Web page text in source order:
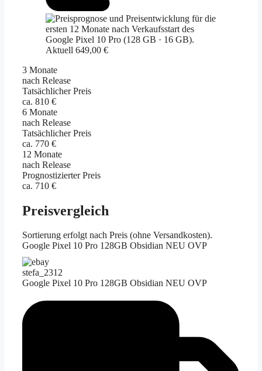
Aktuell 649,00 €
3 Monate
nach Release
Tatsächlicher Preis
ca. 810 €
6 Monate
nach Release
Tatsächlicher Preis
ca. 770 €
12 Monate
nach Release
Prognostizierter Preis
ca. 710 €
Preisvergleich
Sortierung erfolgt nach Preis (ohne Versandkosten).
Google Pixel 10 Pro 128GB Obsidian NEU OVP
stefa_2312
Google Pixel 10 Pro 128GB Obsidian NEU OVP